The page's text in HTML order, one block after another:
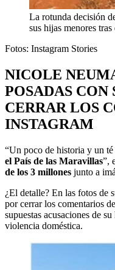
La rotunda decisión
sus hijas menores
Fotos: Instagram Stories
NICOLE
POSADAS CON
CERRAR LOS
INSTAGRAM
“Un poco de historia y un té
el País de las Maravillas”,
de los 3 millones junto a
¿El detalle? En las fotos de
por cerrar los comentarios
supuestas acusaciones de
violencia doméstica.